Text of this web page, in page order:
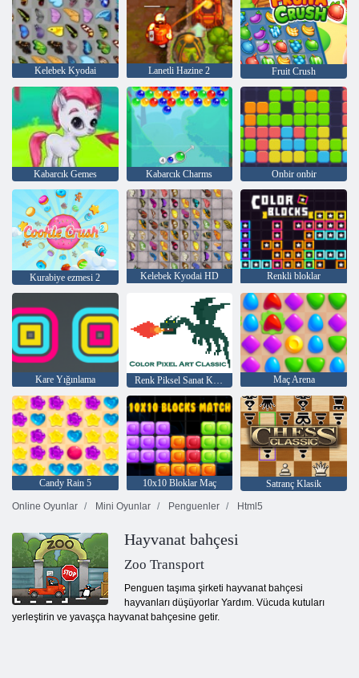
Kelebek Kyodai Lanetli Hazine 2 Fruit Crush
Kabarcık Gemes Kabarcık Charms Onbir onbir
Kurabiye ezmesi 2 Kelebek Kyodai HD Renkli bloklar
Kare Yığınlama Renk Piksel Sanat Klasik Maç Arena
Candy Rain 5 10x10 Bloklar Maç
Satranç Klasik
Online Oyunlar
Mini Oyunlar Penguenler Html5
Hayvanat bahçesi
Zoo Transport
Penguen taşıma şirketi hayvanat bahçesi
hayvanları düşüyorlar Yardım. Vücuda kutuları
yerleştirin ve yavaşça hayvanat bahçesine getir.